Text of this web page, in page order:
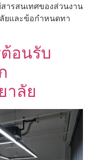
ารสนเทศของส่วนงาน
ยและข้อกำหนดทา
อนรับ
าลัย